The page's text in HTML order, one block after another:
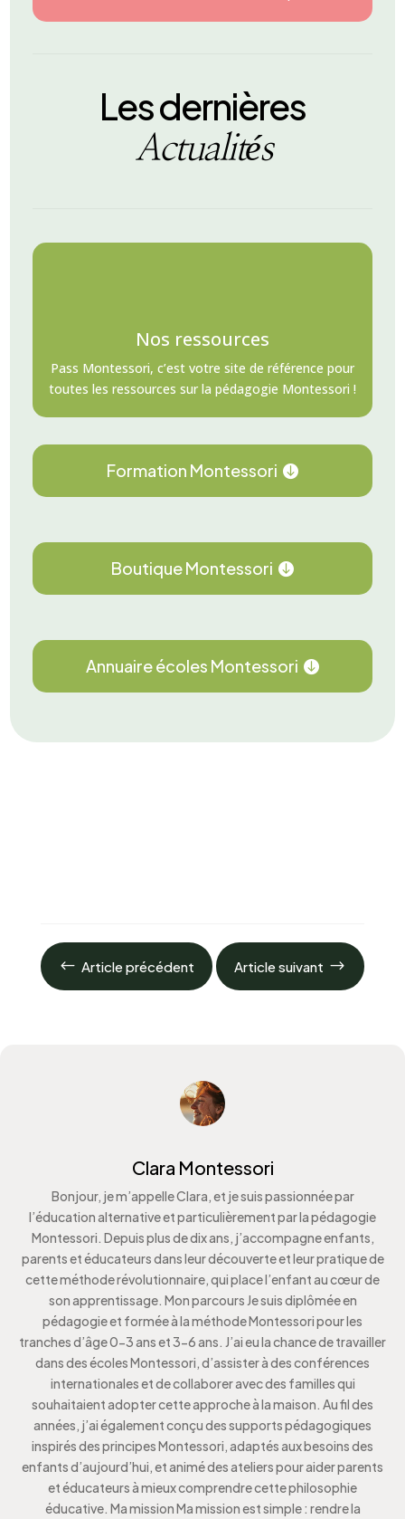
Les dernières
Actualités
Nos ressources
Pass Montessori, c’est votre site de référence pour
toutes les ressources sur la pédagogie Montessori !
Formation Montessori
Boutique Montessori
Annuaire écoles Montessori
# Article précédent Article suivant $
Clara Montessori
Bonjour, je m’appelle Clara, et je suis passionnée par
l’éducation alternative et particulièrement par la pédagogie
Montessori. Depuis plus de dix ans, j’accompagne enfants,
parents et éducateurs dans leur découverte et leur pratique de
cette méthode révolutionnaire, qui place l’enfant au cœur de
son apprentissage. Mon parcours Je suis diplômée en
pédagogie et formée à la méthode Montessori pour les
tranches d’âge 0-3 ans et 3-6 ans. J’ai eu la chance de travailler
dans des écoles Montessori, d’assister à des conférences
internationales et de collaborer avec des familles qui
souhaitaient adopter cette approche à la maison. Au fil des
années, j’ai également conçu des supports pédagogiques
inspirés des principes Montessori, adaptés aux besoins des
enfants d’aujourd’hui, et animé des ateliers pour aider parents
et éducateurs à mieux comprendre cette philosophie
éducative. Ma mission Ma mission est simple : rendre la